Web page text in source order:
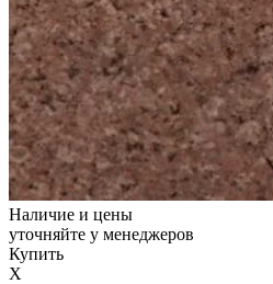
Наличие и цены
уточняйте у менеджеров
Купить
X